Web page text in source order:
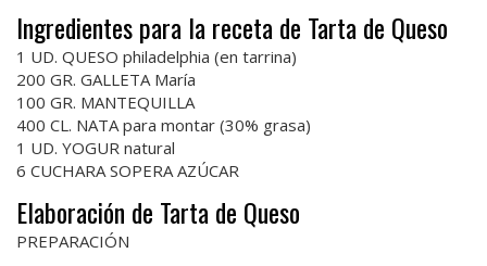
Ingredientes para la receta de Tarta de Queso
1 UD. QUESO philadelphia (en tarrina)
200 GR. GALLETA María
100 GR. MANTEQUILLA
400 CL. NATA para montar (30% grasa)
1 UD. YOGUR natural
6 CUCHARA SOPERA AZÚCAR
Elaboración de Tarta de Queso
PREPARACIÓN